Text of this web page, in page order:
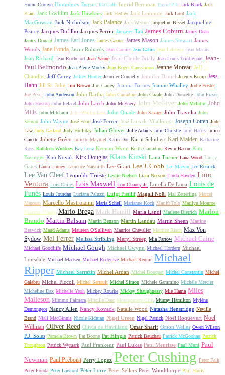
Hume Cronyn Humphrey Bogart Ida Galli Ingrid Bergman Ingrid Pitt Jack Black Jack
Elam Jack Gwillim Jack Hawkins Jack Hedley Jack Lemmon Jack Lord Jack
MacGowran Jack Nicholson Jack Palance Jack Weston Jacqueline Bisset Jacqueline
Pearce Jacques Dufilho Jacques Perrin Jacques Tati James Coburn James Dean
James Donald James Earl Jones James Garner James Mason James Stewart James
Woods Jane Fonda Jason Robards Jean Carmet Jean Gabin Jean Lefebvre Jean Marais
Jean Richard Jean Rochefort Jean Yanne Jean-Claude Brialy Jean-Louis Trintignant Jean-
Paul Belmondo Jean-Pierre Mocky Jean-Roger Caussimon Jeanne Moreau Jeff
Chandler Jeff Corey Jeffrey Hunter Jennifer Connelly Jennifer Daniel Jeremy Kemp Jess
Hahn Jill St. John Jim Brown Jim Carrey Joanna Barnes Joanne Whalley Jodie Foster
Joe Pesci John Anderson John Bartha John Carradine John Cazale John Doucette John Fraser
John Huston John Ireland John Larch John McEnery John McGiver John McIntire John
Mills John Mitchum John Phillip Law John Quade John Savage John Travolta John
Vernon John Wayne José Ferre José Ferrer José Luis de Vilallonga Joseph Cotten Jude
Law Judy Garland Judy Holliday Julian Glover Julie Adams Julie Christie Julie Harris Julien
Carette Juliette Gréco Juliette Mayniel Karin Dor Karin Schubert Karl Malden Katharine
Ross Kathleen Widdoes Kay Lenz Keenan Wynn Keith Carradine Kevin Bacon Kim
Basinger Kim Novak Kirk Douglas Klaus Kinski Lana Turner Lana Wood Larry
Gates Laura Linney Laurence Naismith Lee Grant Lee J. Cobb Lee Marvin Lee Remick
Lee Van Cleef Leopoldo Trieste Leslie Nielsen Liam Neeson Linda Hayden Lino
Ventura Lois Chiles Lois Maxwell Lon Chaney Jr. Lorella De Luca Louis de
Funès Louis Jourdan Luciana Paluzzi Luigi Pistilli Magali Noël Mai Zetterling Marcel
Marceau Marcello Mastroianni Maria Schell Marianne Koch Marilù Tolo Marilyn Monroe
Marina Vlady Mario Brega Mark Hamill Marla Landi Marlene Dietrich Marlon
Brando Martin Balsam Martin Benson Martin Landau Martin Sheen Martine
Beswick Maud Adams Maureen O'Sullivan Maurice Chevalier Maurice Risch Max Von
Sydow Mel Ferrer Melissa Stribling Meryl Streep Mia Farrow Michael Caine
Michael Goodliffe Michael Gough Michael Gwynn Michael Hordern Michael
Lonsdale Michael Madsen Michael Redgrave Michael Rennie Michael
Ripper Michael Sarrazin Michel Ardan Michel Bouquet Michel Constantin Michel
Galabru Michel Piccoli Michel Serrault Michel Simon Michele Gammino Michèle Mercier
Micheline Dax Michelle Yeoh Mickey Rourke Mickey Shaughnessy Mie Hama Miles
Malleson Mimmo Palmara Mireille Darc Montgomery Clift Murray Hamilton Mylène
Demongeot Nancy Allen Nancy Kovack Natalie Wood Natasha Henstridge Neville
Brand Niall MacGinnis Nicole Kidman Nigel Green Nigel Patrick Noël Roquevert Noel
Willman Oliver Reed Olivia de Havilland Omar Sharif Orson Welles Owen Wilson
P.J. Soles Pamela Brown Pat Boone Pat Hingle Patrick Bauchau Patrick McGoohan Patrick
Troughton Patrick Wymark Paul Frankeur Paul Lukas Paul Meurisse Paul Muni Paul
Newman Paul Préboist Perry Lopez Peter Cushing Peter Falk
Peter Fonda Peter Lawford Peter Lorre Peter Sellers Peter Woodthorpe Phil Harris